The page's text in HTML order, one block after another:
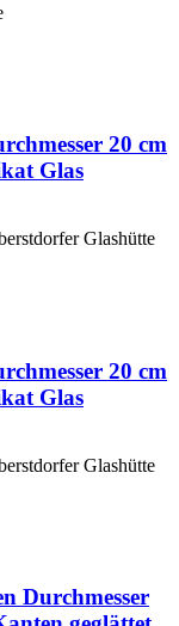
20 cm
Glas
Glashütte
20 cm
Glas
Glashütte
Durchmesser